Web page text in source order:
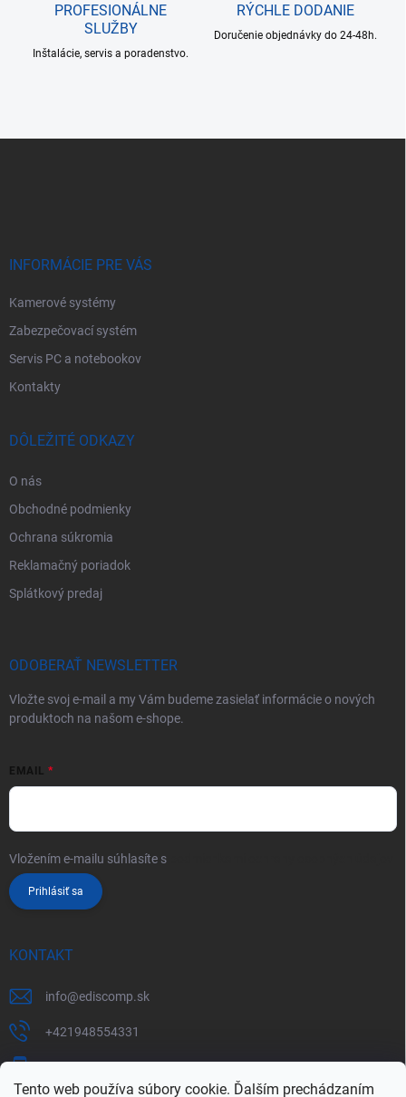
Tento web používa súbory cookie. Ďalším prechádzaním
PROFESIONÁLNE
SLUŽBY
Inštalácie, servis a poradenstvo.
RÝCHLE DODANIE
Doručenie objednávky do 24-48h.
INFORMÁCIE PRE VÁS
Kamerové systémy
Zabezpečovací systém
Servis PC a notebookov
Kontakty
DÔLEŽITÉ ODKAZY
O nás
Obchodné podmienky
Ochrana súkromia
Reklamačný poriadok
Splátkový predaj
ODOBERAŤ NEWSLETTER
Vložte svoj e-mail a my Vám budeme zasielať informácie o nových
produktoch na našom e-shope.
EMAIL
Vložením e-mailu súhlasíte s
Prihlásiť sa
KONTAKT
info@ediscomp.sk
+421948554331
+421948331554